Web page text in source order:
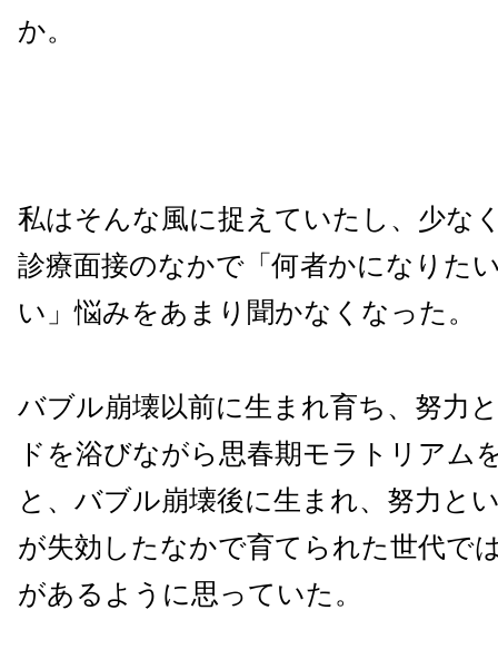
か。
私はそんな風に捉えていたし、少な
診療面接のなかで「何者かになりた
い」悩みをあまり聞かなくなった。
バブル崩壊以前に生まれ育ち、努力
ドを浴びながら思春期モラトリアム
と、バブル崩壊後に生まれ、努力と
が失効したなかで育てられた世代で
があるように思っていた。